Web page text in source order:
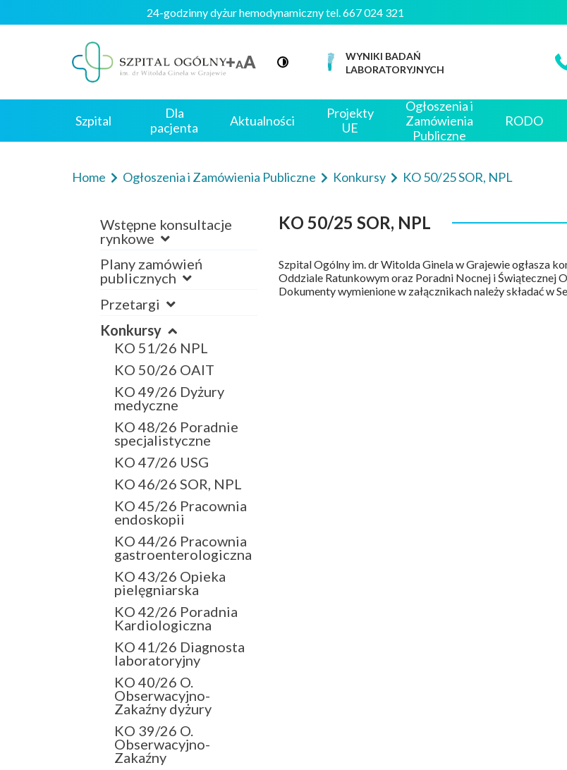
24-godzinny dyżur hemodynamiczny tel. 667 024 321
WYNIKI BADAŃ
LABORATORYJNYCH
Szpital
Dla
pacjenta
Aktualności
Projekty
UE
Ogłoszenia i
Zamówienia
Publiczne
RODO
Home Ogłoszenia i Zamówienia Publiczne Konkursy KO 50/25 SOR, NPL
Wstępne konsultacje
rynkowe
Plany zamówień
publicznych
Przetargi
Konkursy
KO 51/26 NPL
KO 50/26 OAIT
KO 49/26 Dyżury
medyczne
KO 48/26 Poradnie
specjalistyczne
KO 47/26 USG
KO 46/26 SOR, NPL
KO 45/26 Pracownia
endoskopii
KO 44/26 Pracownia
gastroenterologiczna
KO 43/26 Opieka
pielęgniarska
KO 42/26 Poradnia
Kardiologiczna
KO 41/26 Diagnosta
laboratoryjny
KO 40/26 O.
Obserwacyjno-
Zakaźny dyżury
KO 39/26 O.
Obserwacyjno-
Zakaźny
KO 50/25 SOR, NPL
Szpital Ogólny im. dr Witolda Ginela w Grajewie ogłasza
Oddziale Ratunkowym oraz Poradni Nocnej i Świątecznej
Dokumenty wymienione w załącznikach należy składać w